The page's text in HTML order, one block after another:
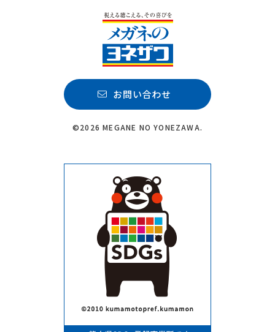
お問い合わせ
©2026 MEGANE NO YONEZAWA.